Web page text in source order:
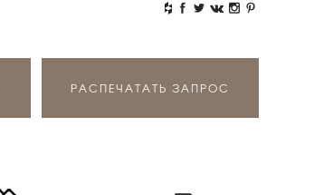
РАСПЕЧАТАТЬ ЗАПРОС